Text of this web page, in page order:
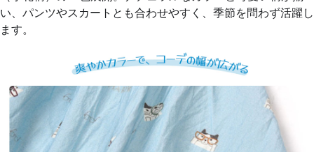
い、パンツやスカートとも合わせやすく、季節を問わず活躍し
ます。